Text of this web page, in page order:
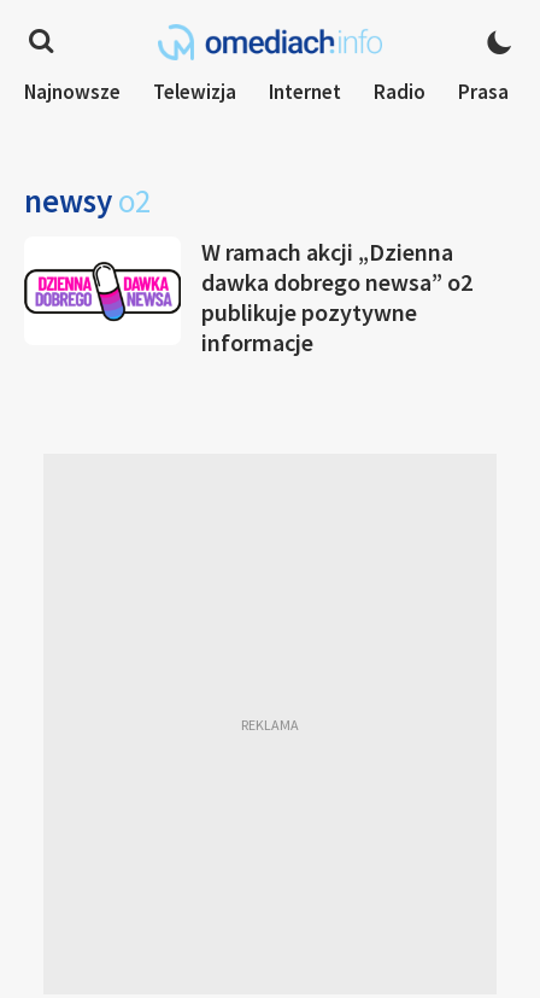
Najnowsze Telewizja Internet Radio Prasa
newsyo2
W ramach akcji „Dzienna
dawka dobrego newsa” o2
publikuje pozytywne
informacje